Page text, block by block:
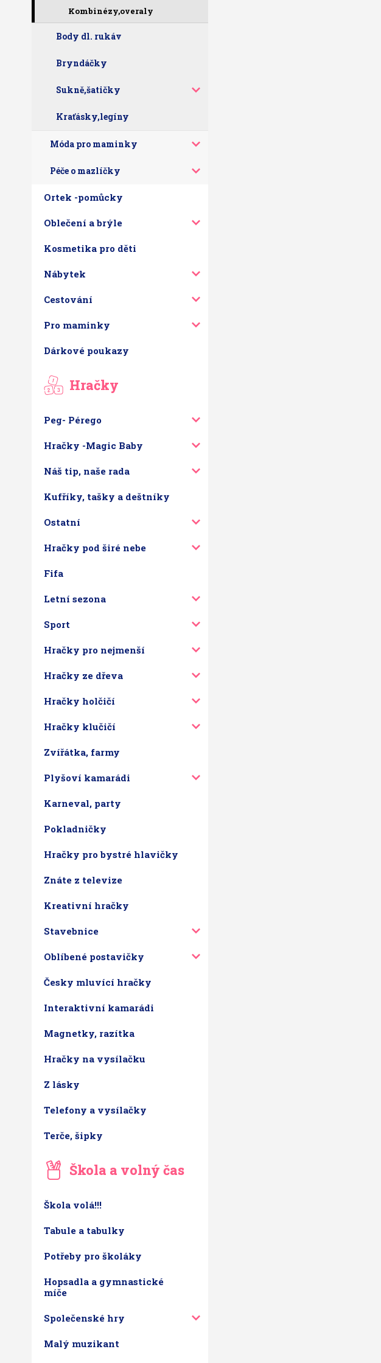
Kombinézy,overaly
Body dl. rukáv
Bryndáčky
Sukně,šatičky
Kraťásky,legíny
Móda pro maminky
Péče o mazlíčky
Ortek -pomůcky
Oblečení a brýle
Kosmetika pro děti
Nábytek
Cestování
Pro maminky
Dárkové poukazy
Hračky
Peg- Pérego
Hračky -Magic Baby
Náš tip, naše rada
Kufříky, tašky a deštníky
Ostatní
Hračky pod širé nebe
Fifa
Letní sezona
Sport
Hračky pro nejmenší
Hračky ze dřeva
Hračky holčičí
Hračky klučičí
Zvířátka, farmy
Plyšoví kamarádi
Karneval, party
Pokladničky
Hračky pro bystré hlavičky
Znáte z televize
Kreativní hračky
Stavebnice
Oblíbené postavičky
Česky mluvící hračky
Interaktivní kamarádi
Magnetky, razítka
Hračky na vysílačku
Z lásky
Telefony a vysílačky
Terče, šipky
Škola a volný čas
Škola volá!!!
Tabule a tabulky
Potřeby pro školáky
Hopsadla a gymnastické
míče
Společenské hry
Malý muzikant